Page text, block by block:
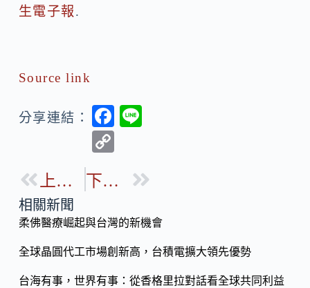
生電子報.
Source link
分享連結：
F
b
o
k
p
Li
n
k
上一篇 下一篇
相關新聞
柔佛醫療崛起與台灣的新機會
全球晶圓代工市場創新高，台積電擴大領先優勢
台海有事，世界有事：從香格里拉對話看全球共同利益